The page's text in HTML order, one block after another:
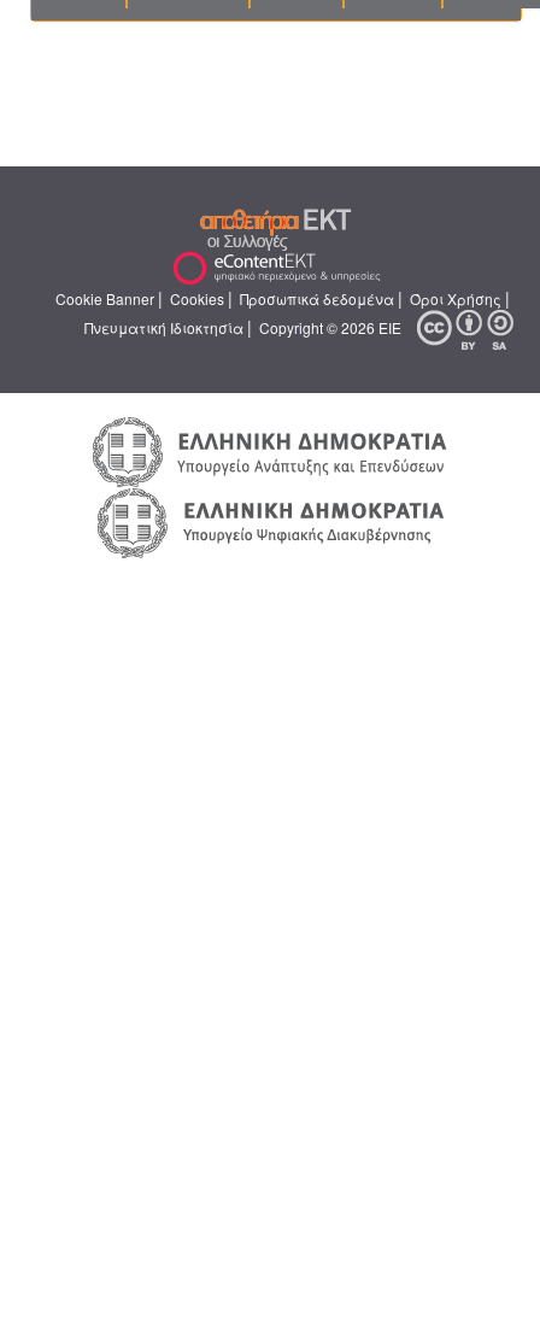
Cookie Banner | Cookies | Προσωπικά δεδομένα | Όροι Χρήσης |
Πνευματική Ιδιοκτησία | Copyright © 2026 ΕΙΕ